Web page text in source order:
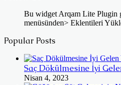
Bu widget Arqam Lite Plugin
menüsünden> Eklentileri
Popular Posts
Saç Dökülmesine İyi
Nisan 4, 2023